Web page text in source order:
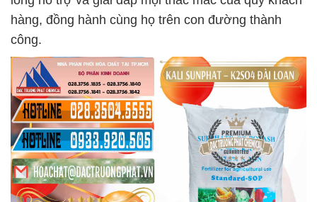
hàng, đồng hành cùng họ trên con đường thành
công.